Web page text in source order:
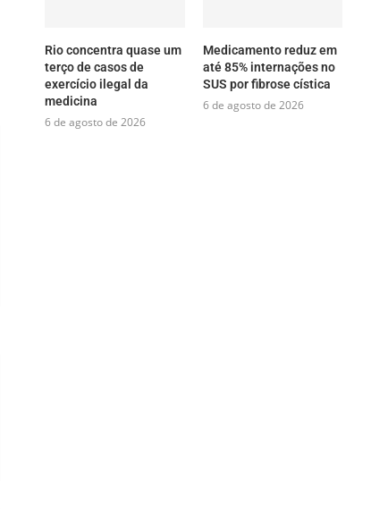
Rio concentra quase um
terço de casos de
exercício ilegal da
medicina
6 de agosto de 2026
Medicamento reduz em
até 85% internações no
SUS por fibrose cística
6 de agosto de 2026